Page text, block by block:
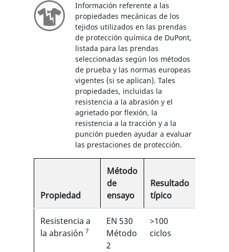
Información referente a las
propiedades mecánicas de los
tejidos utilizados en las prendas
de protección química de DuPont,
listada para las prendas
seleccionadas según los métodos
de prueba y las normas europeas
vigentes (si se aplican). Tales
propiedades, incluidas la
resistencia a la abrasión y el
agrietado por flexión, la
resistencia a la tracción y a la
punción pueden ayudar a evaluar
las prestaciones de protección.
Propiedad
Método
de
ensayo
Resultado
típico
Resistencia a
la abrasión 7
EN 530
Método
2
>100
ciclos